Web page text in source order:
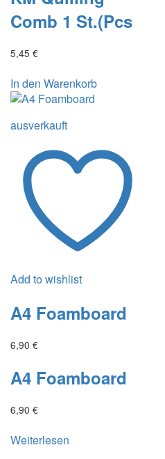
Comb 1 St.(Pcs
5,45 €
In den Warenkorb
ausverkauft
Add to wishlist
A4 Foamboard
6,90 €
A4 Foamboard
6,90 €
Weiterlesen